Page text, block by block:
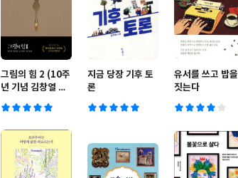
그림의 힘 2 (10주
년 기념 김창열 특
지금 당장 기후 토
론
유서를 쓰고 밥을
짓는다